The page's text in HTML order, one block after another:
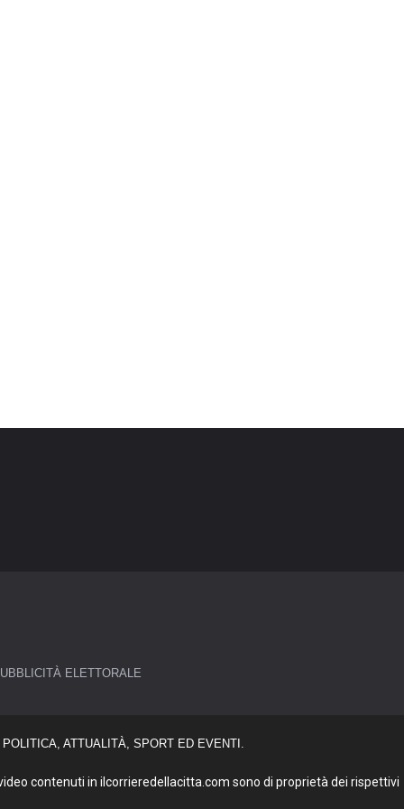
ELETTORALE
ATTUALITÀ, SPORT ED EVENTI.
contenuti in ilcorrieredellacitta.com sono di proprietà dei rispettivi